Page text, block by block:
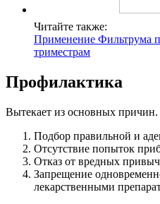
Читайте также:
Применение Фильтрума
триместрам
Профилактика
Вытекает из основных причин.
Подбор правильной и
Отсутствие попыток
Отказ от вредных
Запрещение
лекарственными